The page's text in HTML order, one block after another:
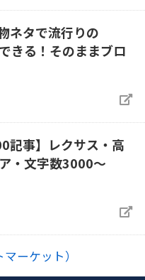
ネタで流行りの
きる！そのままブロ
記事】レクサス・高
・文字数3000～
ーケット）